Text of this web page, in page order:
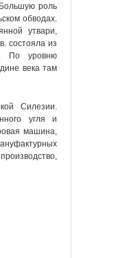
роль
обводах.
утвари,
состояла из
По уровню
века там
Силезии.
угля и
машина,